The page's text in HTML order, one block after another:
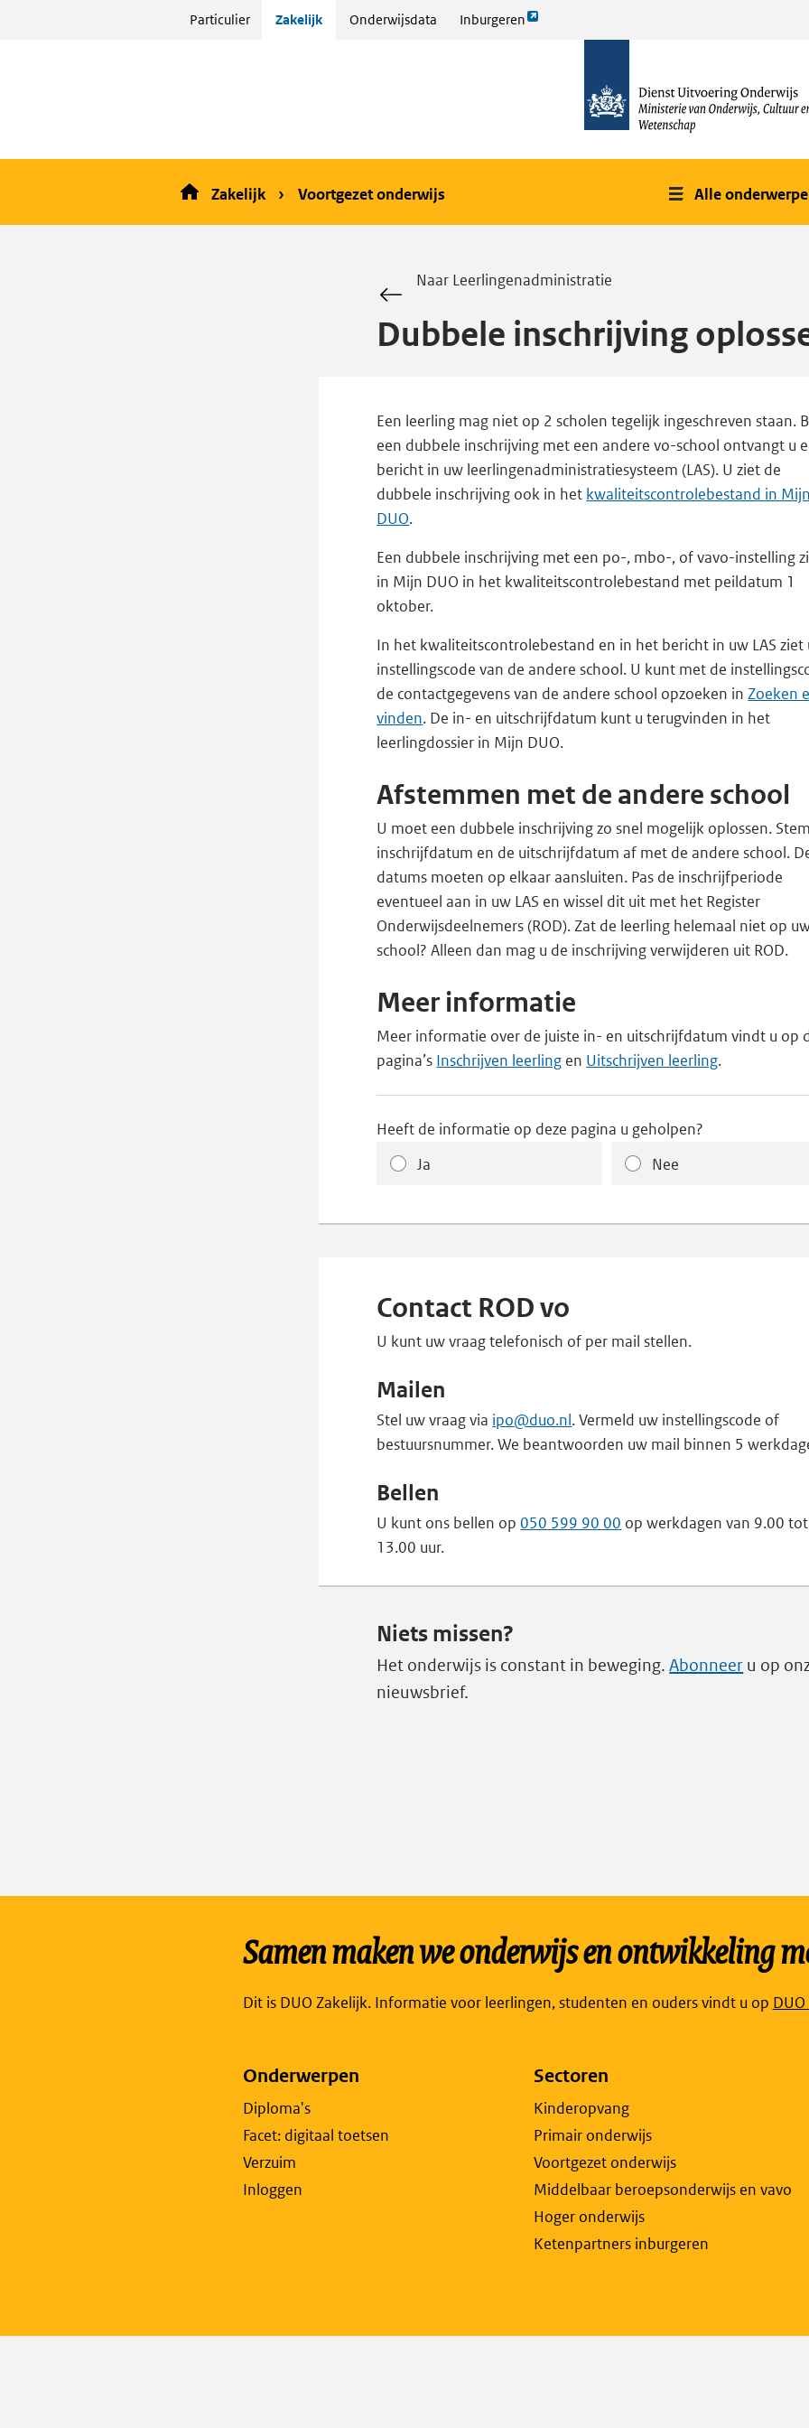
Particulier Zakelijk Onderwijsdata Inburgeren
Link
homepage
Zakelijk Voortgezet onderwijs Alle
Naar Leerlingenadministratie
Dubbele inschrijving
Een leerling mag niet op 2 scholen tegelijk ingeschreven staan.
een dubbele inschrijving met een andere vo-school ontvangt u
bericht in uw leerlingenadministratiesysteem (LAS). U ziet de
dubbele inschrijving ook in het kwaliteitscontrolebestand in
DUO.
Een dubbele inschrijving met een po-, mbo-, of vavo-instelling
in Mijn DUO in het kwaliteitscontrolebestand met peildatum 1
oktober.
In het kwaliteitscontrolebestand en in het bericht in uw LAS ziet
instellingscode van de andere school. U kunt met de
de contactgegevens van de andere school opzoeken inZoeken
vinden. De in- en uitschrijfdatum kunt u terugvinden in het
leerlingdossier in Mijn DUO.
Afstemmen met de andere school
U moet een dubbele inschrijving zo snel mogelijk oplossen.
inschrijfdatum en de uitschrijfdatum af met de andere school.
datums moeten op elkaar aansluiten. Pas de inschrijfperiode
eventueel aan in uw LAS en wissel dit uit met het Register
Onderwijsdeelnemers (ROD). Zat de leerling helemaal niet op
school? Alleen dan mag u de inschrijving verwijderen uit ROD.
Meer informatie
Meer informatie over de juiste in- en uitschrijfdatum vindt u op
pagina’s Inschrijven leerling en Uitschrijven leerling.
Heeft de informatie op deze pagina u geholpen?
Ja
Nee
Contact ROD vo
U kunt uw vraag telefonisch of per mail stellen.
Mailen
Stel uw vraag via ipo@duo.nl. Vermeld uw instellingscode of
bestuursnummer. We beantwoorden uw mail binnen 5
Bellen
U kunt ons bellen op050 599 90 00 op werkdagen van 9.00 tot
13.00 uur.
Niets missen?
Het onderwijs is constant in beweging.Abonneer u op
nieuwsbrief.
Samen maken we onderwijs en ontwikkeling
Dit is DUO Zakelijk. Informatie voor leerlingen, studenten en ouders vindt u op Link
Onderwerpen
Diploma's
Facet: digitaal toetsen
Verzuim
Inloggen
Sectoren
Kinderopvang
Primair onderwijs
Voortgezet onderwijs
Middelbaar beroepsonderwijs en vavo
Hoger onderwijs
Ketenpartners inburgeren